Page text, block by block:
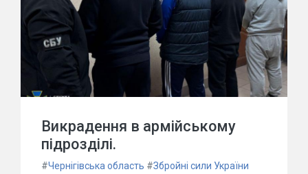
Викрадення в армійському
підрозділі.
#Чернігівська область #Збройні сили України